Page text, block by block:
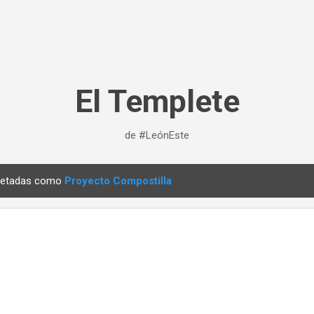
El Templete
de #LeónEste
como Proyecto Compostilla